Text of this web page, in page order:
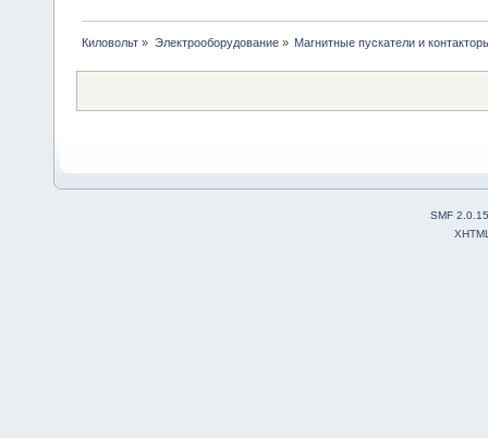
Киловольт » Электрооборудование» Магнитные пускатели и
SMF 2.0.15